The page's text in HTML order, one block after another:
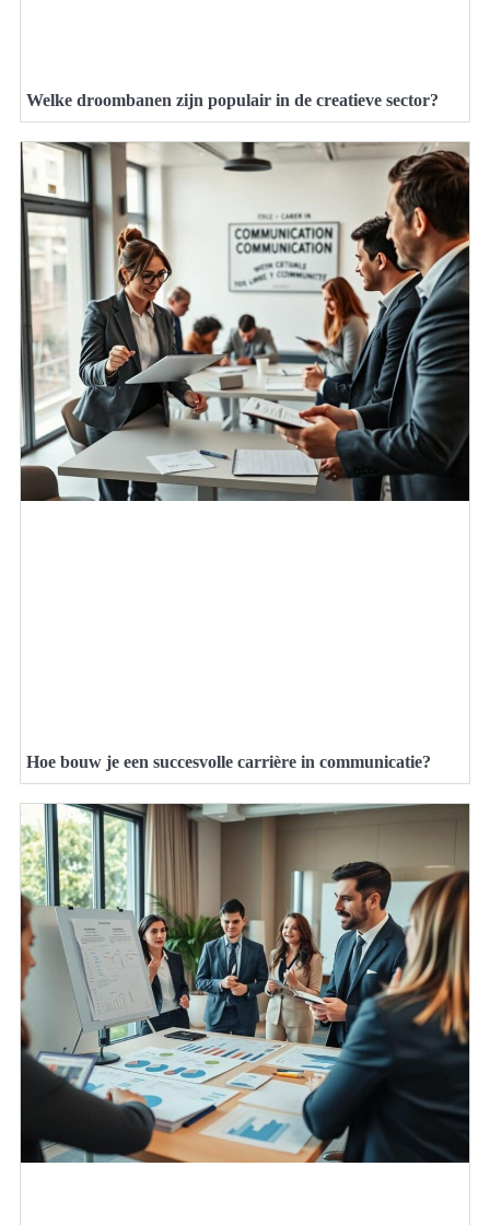
Welke droombanen zijn populair in de creatieve sector?
Hoe bouw je een succesvolle carrière in communicatie?